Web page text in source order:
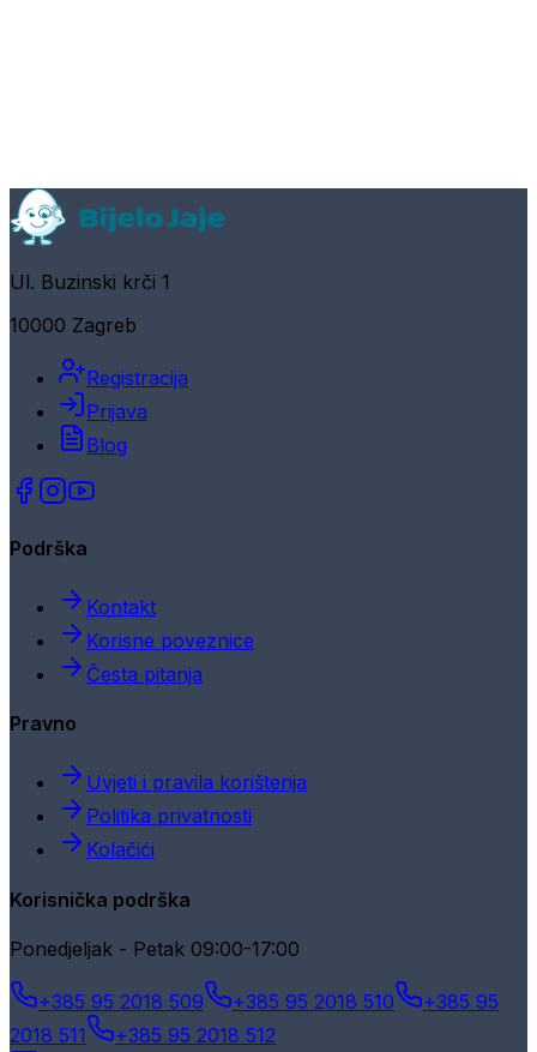
Ul. Buzinski krči 1
10000 Zagreb
Registracija
Prijava
Blog
Podrška
Kontakt
Korisne poveznice
Česta pitanja
Pravno
Uvjeti i pravila korištenja
Politika privatnosti
Kolačići
Korisnička podrška
Ponedjeljak - Petak 09:00-17:00
+385 95 2018 509 +385 95 2018 510
+385 95
2018 511
+385 95 2018 512